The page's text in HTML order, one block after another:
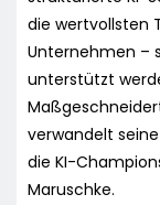
die wertvollsten
Unternehmen –
unterstützt
verwandelt
die KI-
Maruschke.